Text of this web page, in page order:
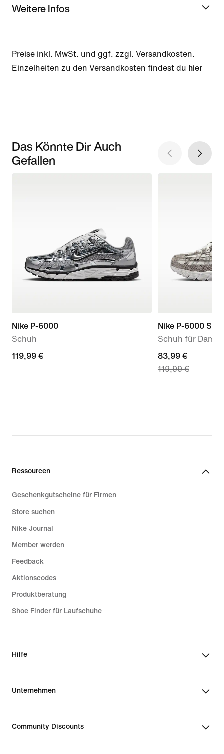
Weitere Infos
Preise inkl. MwSt. und ggf. zzgl. Versandkosten.
Einzelheiten zu den Versandkosten findest du hier
Das Könnte Dir Auch
Gefallen
Nike P-6000
Schuh
119,99 €
119,99 €
Nike P-6000 SE
Schuh für Damen
current
price
83,99 €
119,99 €
Ressourcen
Geschenkgutscheine für Firmen
Store suchen
Nike Journal
Member werden
Feedback
Aktionscodes
Produktberatung
Shoe Finder für Laufschuhe
Hilfe
Unternehmen
Community Discounts